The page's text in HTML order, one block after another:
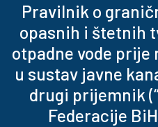
Pravilnik o
opasnih i štetnih
otpadne vode
u sustav javne
drugi prijemnik
Federacije